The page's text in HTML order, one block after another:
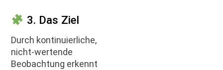
3. Das Ziel
Durch kontinuierliche,
nicht-wertende
Beobachtung erkennt